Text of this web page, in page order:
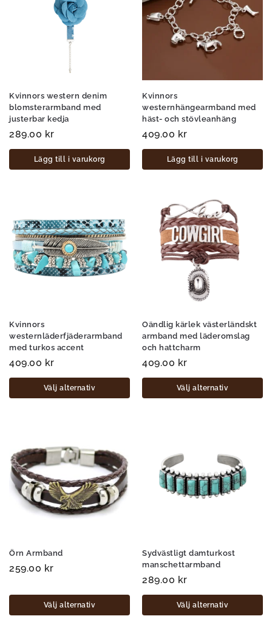
Kvinnors western denim
blomsterarmband med
justerbar kedja
289.00 kr
Lägg till i varukorg
Kvinnors
westernhängearmband med
häst- och stövleanhäng
409.00 kr
Lägg till i varukorg
Kvinnors
westernläderfjäderarmband
med turkos accent
409.00 kr
Välj alternativ
Oändlig kärlek västerländskt
armband med läderomslag
och hattcharm
409.00 kr
Välj alternativ
Örn Armband
259.00 kr
Välj alternativ
Sydvästligt damturkost
manschettarmband
289.00 kr
Välj alternativ